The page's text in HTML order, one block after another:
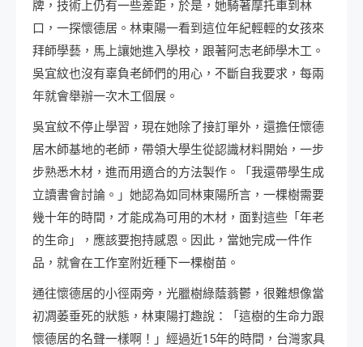
牌，技術上仍有一些差距，於是，她騎著摩托車到林
口，一探懷德居。林東陽一看到這位年紀輕輕的女孩來
拜師學藝，馬上讓她進入學校，跟著阿志老師學木工。
吳宜紋也沒有辜負老師們的用心，不斷自我要求，每兩
年就會舉辦一次木工個展。
吳宜紋不停止學習，現在她除了接訂單外，還擔任懷德
居木師基地的老師，帶領大學生從認識材料開始，一步
步熟悉木材，進而用適合的方法製作。「我還帶學生成
立讀書會討論。」她認為如同林東陽所言，一棵樹需要
幾十年的時間，才能成為可用的木材，面對這些「年老
的生命」，應該要抱持感恩。因此，當她完成一件作
品，就會在工作室附近種下一棵樹苗。
通往懷德居的小徑兩旁，光臘樹綠蔭蓊鬱，很難想像當
初凋萎垂死的狀態，林東陽打趣說：「這樹的生命力跟
懷德居的名聲一樣啊！」經過近15年的時間，台灣家具